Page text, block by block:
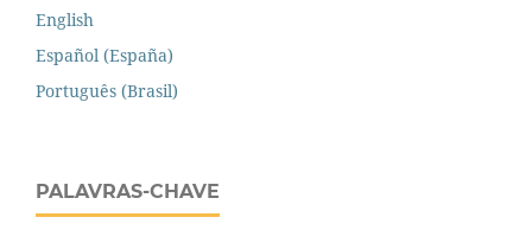
English
Español (España)
Português (Brasil)
PALAVRAS-CHAVE